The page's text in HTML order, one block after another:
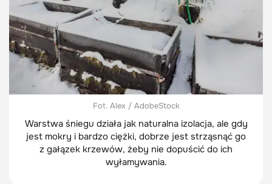
Fot. Alex / AdobeStock
Warstwa śniegu działa jak naturalna izolacja, ale gdy
jest mokry i bardzo ciężki, dobrze jest strząsnąć go
z gałązek krzewów, żeby nie dopuścić do ich
wyłamywania.